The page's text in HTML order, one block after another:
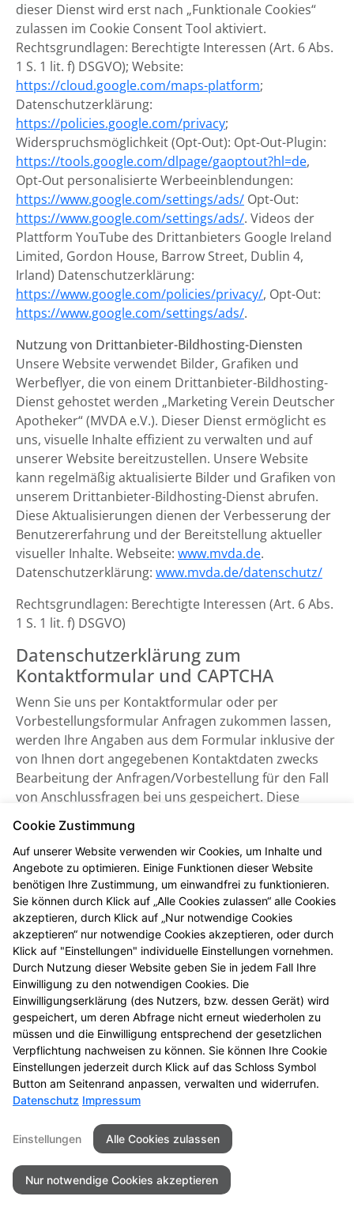
dieser Dienst wird erst nach „Funktionale Cookies“
zulassen im Cookie Consent Tool aktiviert.
Rechtsgrundlagen: Berechtigte Interessen (Art. 6 Abs.
1 S. 1 lit. f) DSGVO); Website:
https://cloud.google.com/maps-platform;
Datenschutzerklärung:
https://policies.google.com/privacy;
Widerspruchsmöglichkeit (Opt-Out): Opt-Out-Plugin:
https://tools.google.com/dlpage/gaoptout?hl=de,
Opt-Out personalisierte Werbeeinblendungen:
https://www.google.com/settings/ads/ Opt-Out:
https://www.google.com/settings/ads/. Videos der
Plattform YouTube des Drittanbieters Google Ireland
Limited, Gordon House, Barrow Street, Dublin 4,
Irland) Datenschutzerklärung:
https://www.google.com/policies/privacy/, Opt-Out:
https://www.google.com/settings/ads/.
Nutzung von Drittanbieter-Bildhosting-Diensten
Unsere Website verwendet Bilder, Grafiken und
Werbeflyer, die von einem Drittanbieter-Bildhosting-
Dienst gehostet werden „Marketing Verein Deutscher
Apotheker“ (MVDA e.V.). Dieser Dienst ermöglicht es
uns, visuelle Inhalte effizient zu verwalten und auf
unserer Website bereitzustellen. Unsere Website
kann regelmäßig aktualisierte Bilder und Grafiken von
unserem Drittanbieter-Bildhosting-Dienst abrufen.
Diese Aktualisierungen dienen der Verbesserung der
Benutzererfahrung und der Bereitstellung aktueller
visueller Inhalte. Webseite: www.mvda.de.
Datenschutzerklärung: www.mvda.de/datenschutz/
Rechtsgrundlagen: Berechtigte Interessen (Art. 6 Abs.
1 S. 1 lit. f) DSGVO)
Datenschutzerklärung zum
Kontaktformular und CAPTCHA
Wenn Sie uns per Kontaktformular oder per
Vorbestellungsformular Anfragen zukommen lassen,
werden Ihre Angaben aus dem Formular inklusive der
von Ihnen dort angegebenen Kontaktdaten zwecks
Bearbeitung der Anfragen/Vorbestellung für den Fall
von Anschlussfragen bei uns gespeichert. Diese
Einsatz von Buchstaben-CAPTCHA „captcha-image“
Zum Schutz Ihrer Anfragen/Vorbestellungen über das
Internetformular verwenden wir den Dienst
Buchstaben-CAPTCHA des Unternehmens BCF GmbH
(https://www.b-cf.de/). Die Abfrage dient der
Unterscheidung, ob die Eingabe durch einen
Menschen oder missbräuchlich durch automatisierte,
maschinelle Verarbeitung (Bots) erfolgt. Das CAPTCHA
verwendet keine Cookies.
Cookie Zustimmung
Auf unserer Website verwenden wir Cookies, um
Inhalte und Angebote zu optimieren. Einige
Funktionen dieser Website benötigen Ihre
können durch Klick auf „Alle Cookies zulassen“ alle
Cookies akzeptieren, durch Klick auf „Nur notwendige
Cookies akzeptieren“ nur notwendige Cookies
akzeptieren, oder durch Klick auf "Einstellungen"
Cookie Zustimmung
Auf unserer Website verwenden wir Cookies, um Inhalte und
Angebote zu optimieren. Einige Funktionen dieser Website
benötigen Ihre Zustimmung, um einwandfrei zu funktionieren.
Sie können durch Klick auf „Alle Cookies zulassen“ alle Cookies
akzeptieren, durch Klick auf „Nur notwendige Cookies
akzeptieren“ nur notwendige Cookies akzeptieren, oder durch
Klick auf "Einstellungen" individuelle Einstellungen vornehmen.
Durch Nutzung dieser Website geben Sie in jedem Fall Ihre
Einwilligung zu den notwendigen Cookies. Die
Einwilligungserklärung (des Nutzers, bzw. dessen Gerät) wird
gespeichert, um deren Abfrage nicht erneut wiederholen zu
müssen und die Einwilligung entsprechend der gesetzlichen
Verpflichtung nachweisen zu können. Sie können Ihre Cookie
Einstellungen jederzeit durch Klick auf das Schloss Symbol
Button am Seitenrand anpassen, verwalten und widerrufen.
Datenschutz Impressum
Einstellungen Alle Cookies zulassen
Nur notwendige Cookies akzeptieren